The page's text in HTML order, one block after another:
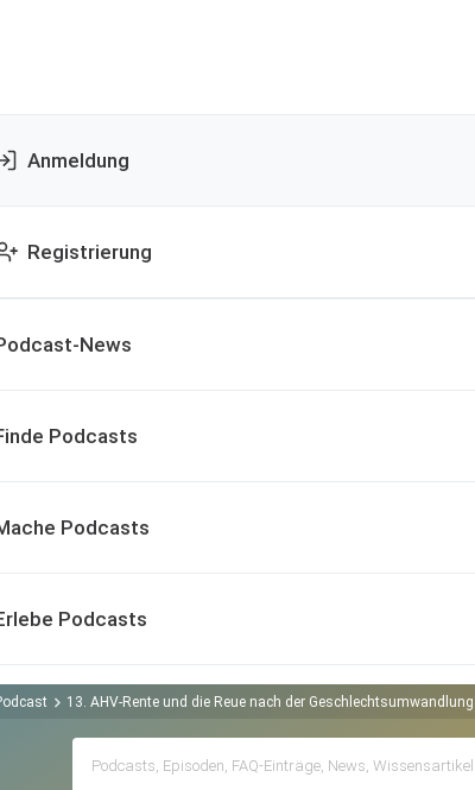
Anmeldung
Registrierung
News
Podcasts
Podcasts
Podcasts
13. AHV-Rente und die Reue nach der Geschlechtsumwandlung